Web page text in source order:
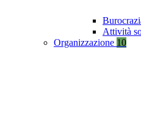
Attività
Organizzazione 10